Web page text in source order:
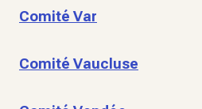
Comité Var
Comité Vaucluse